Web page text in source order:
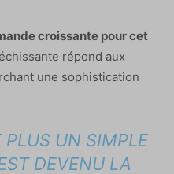
croissante pour cet
répond aux
une sophistication
PLUS UN SIMPLE
DEVENU LA